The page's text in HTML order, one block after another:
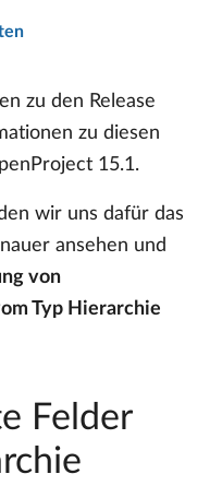
zu den Release
zu diesen
15.1.
wir uns dafür das
ansehen und
von
Typ Hierarchie
Felder